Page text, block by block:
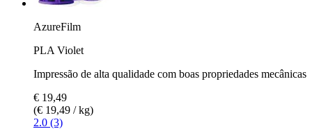
AzureFilm
PLA Violet
Impressão de alta qualidade com boas propriedades mecânicas
€ 19,49
(€ 19,49 / kg)
2.0 (3)